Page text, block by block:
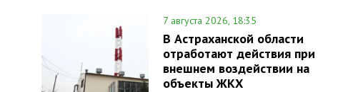
7 августа 2026, 18:35
В Астраханской области
отработают действия при
внешнем воздействии на
объекты ЖКХ